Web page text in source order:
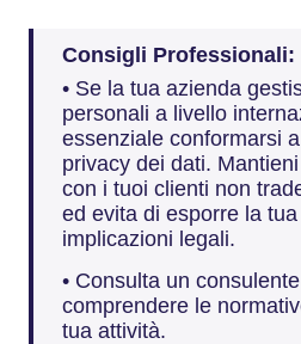
Consigli Professionali:
• Se la tua azienda
personali a livello
essenziale conformarsi
privacy dei dati.
con i tuoi clienti non
ed evita di esporre la
implicazioni legali.
• Consulta un
comprendere le
tua attività.